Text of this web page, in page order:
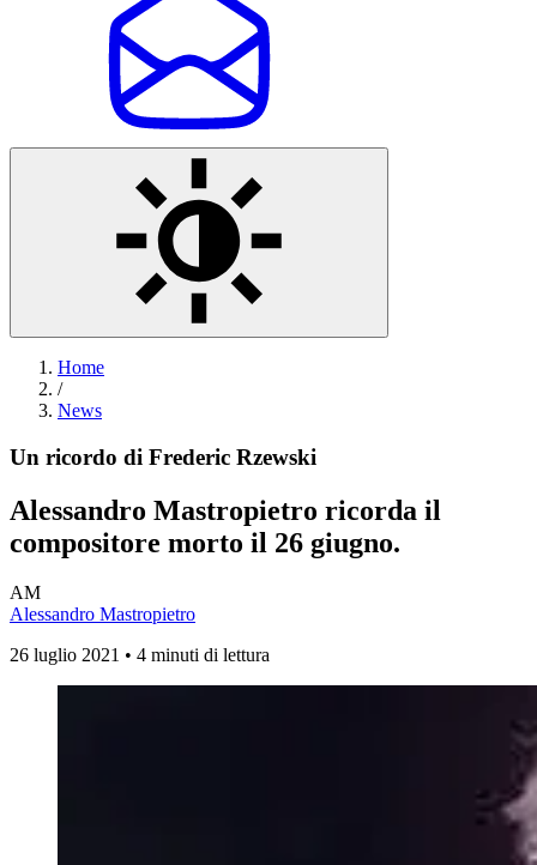
Home
/
News
Un ricordo di Frederic Rzewski
Alessandro Mastropietro ricorda il
compositore morto il 26 giugno.
AM
Alessandro Mastropietro
26 luglio 2021 • 4 minuti di lettura